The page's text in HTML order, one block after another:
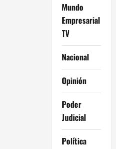
Mundo
Empresarial
TV
Nacional
Opinión
Poder
Judicial
Política